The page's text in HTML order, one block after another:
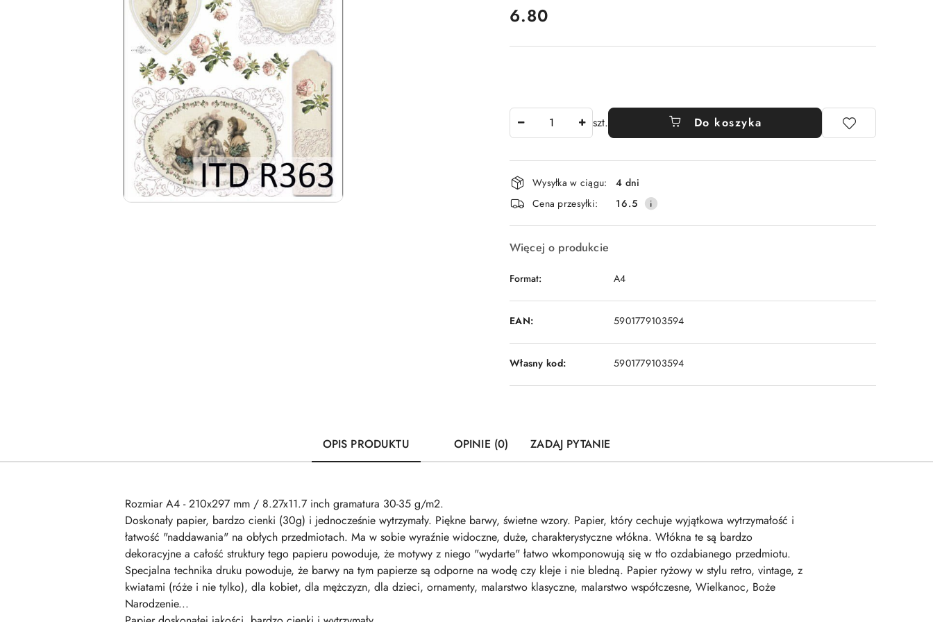
cena:
6.80
szt. Do koszyka
Dostępność
i
dostawa
Wysyłka w ciągu:
4 dni
Cena przesyłki:
16.5
Więcej o produkcie
Format: A4
EAN: 5901779103594
Własny kod: 5901779103594
OPIS PRODUKTU OPINIE (0) ZADAJ PYTANIE
Rozmiar A4 - 210x297 mm / 8.27x11.7 inch gramatura 30-35 g/m2.
Doskonały papier, bardzo cienki (30g) i jednocześnie wytrzymały. Piękne barwy, świetne wzory. Papier, który cechuje wyjątkowa wytrzymałość i
łatwość "naddawania" na obłych przedmiotach. Ma w sobie wyraźnie widoczne, duże, charakterystyczne włókna. Włókna te są bardzo
dekoracyjne a całość struktury tego papieru powoduje, że motywy z niego "wydarte" łatwo wkomponowują się w tło ozdabianego przedmiotu.
Specjalna technika druku powoduje, że barwy na tym papierze są odporne na wodę czy kleje i nie bledną. Papier ryżowy w stylu retro, vintage, z
kwiatami (róże i nie tylko), dla kobiet, dla mężczyzn, dla dzieci, ornamenty, malarstwo klasyczne, malarstwo współczesne, Wielkanoc, Boże
Narodzenie...